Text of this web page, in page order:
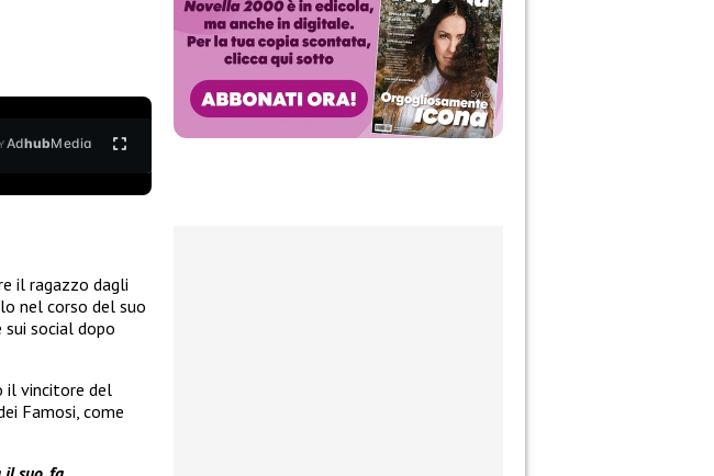
AdhubMedia
il ragazzo dagli
nel corso del suo
social dopo
il vincitore del
Famosi, come